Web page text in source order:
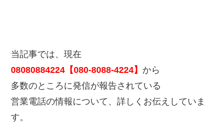
当記事では、現在
08080884224【080-8088-4224】 から
多数のところに発信が報告されている
営業電話の情報について、詳しくお伝えしていま
す。